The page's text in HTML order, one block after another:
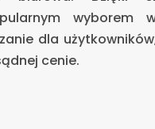
wyborem
dla
cenie.